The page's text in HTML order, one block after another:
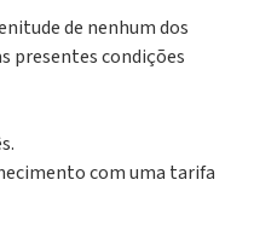
de nenhum dos
presentes condições
com uma tarifa